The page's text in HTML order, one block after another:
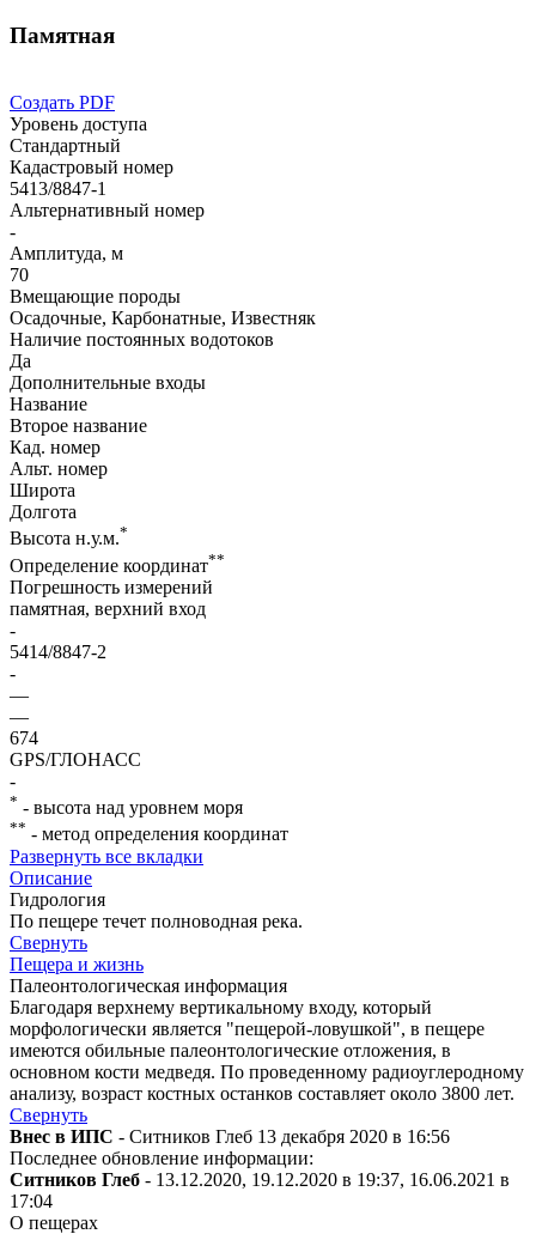
Памятная
Создать PDF
Уровень доступа
Стандартный
Кадастровый номер
5413/8847-1
Альтернативный номер
-
Амплитуда, м
70
Вмещающие породы
Осадочные, Карбонатные, Известняк
Наличие постоянных водотоков
Да
Дополнительные входы
Название
Второе название
Кад. номер
Альт. номер
Широта
Долгота
Высота н.у.м.*
Определение координат**
Погрешность измерений
памятная, верхний вход
-
5414/8847-2
-
—
—
674
GPS/ГЛОНАСС
-
* - высота над уровнем моря
** - метод определения координат
Развернуть все вкладки
Описание
Гидрология
По пещере течет полноводная река.
Свернуть
Пещера и жизнь
Палеонтологическая информация
Благодаря верхнему вертикальному входу, который
морфологически является "пещерой-ловушкой", в пещере
имеются обильные палеонтологические отложения, в
основном кости медведя. По проведенному радиоуглеродному
анализу, возраст костных останков составляет около 3800 лет.
Свернуть
Внес в ИПС - Ситников Глеб 13 декабря 2020 в 16:56
Последнее обновление информации:
Ситников Глеб - 13.12.2020, 19.12.2020 в 19:37, 16.06.2021 в
17:04
О пещерах